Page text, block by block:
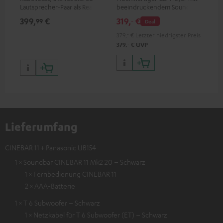
Lautsprecher-Paar als Rear-
geeignete Teufel Systeme
399,99 €
beeindruckendem Sound und
wertiger Verarbeitung
Deal
319,‐ €
379, ‐ € UVP
Lieferumfang
CINEBAR 11 + Panasonic UB154
1 × Soundbar CINEBAR 11 Mk2 20 – Schwarz
1 × Fernbedienung CINEBAR 11
2 × AAA-Batterie
1 × T 6 Subwoofer – Schwarz
1 × Netzkabel für T 6 Subwoofer (ET) – Schwarz